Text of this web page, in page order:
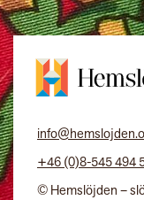
+46 (0)8-545 494
© Hemslöjden –